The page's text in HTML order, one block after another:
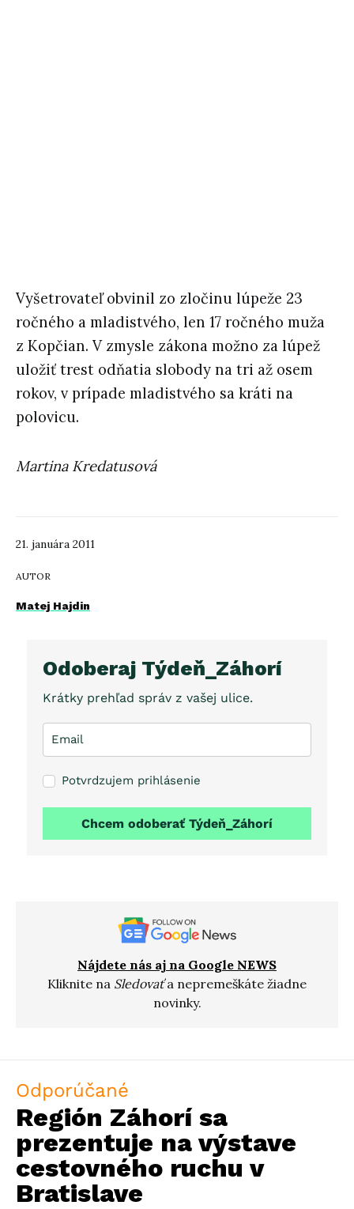
21. januára 2011
AUTOR
Matej Hajdin
Vyšetrovateľ obvinil zo zločinu lúpeže 23
ročného a mladistvého, len 17 ročného muža
z Kopčian. V zmysle zákona možno za lúpež
uložiť trest odňatia slobody na tri až osem
rokov, v prípade mladistvého sa kráti na
polovicu.
Martina Kredatusová
Odoberaj Týdeň_Záhorí
Krátky prehľad správ z vašej ulice.
Potvrdzujem prihlásenie
Chcem odoberať Týdeň_Záhorí
Nájdete nás aj na Google NEWS
Kliknite na Sledovaťa nepremeškáte žiadne
novinky.
Odporúčané
Región Záhorí sa
prezentuje na výstave
cestovného ruchu v
Bratislave